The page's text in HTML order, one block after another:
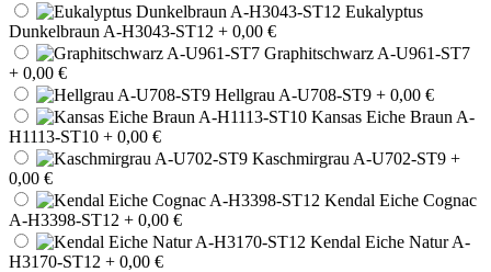
Eukalyptus
Dunkelbraun A-H3043-ST12 + 0,00 €
Graphitschwarz A-U961-ST7
+ 0,00 €
Hellgrau A-U708-ST9 + 0,00 €
Kansas Eiche Braun A-
H1113-ST10 + 0,00 €
Kaschmirgrau A-U702-ST9 +
0,00 €
Kendal Eiche Cognac
A-H3398-ST12 + 0,00 €
Kendal Eiche Natur A-
H3170-ST12 + 0,00 €